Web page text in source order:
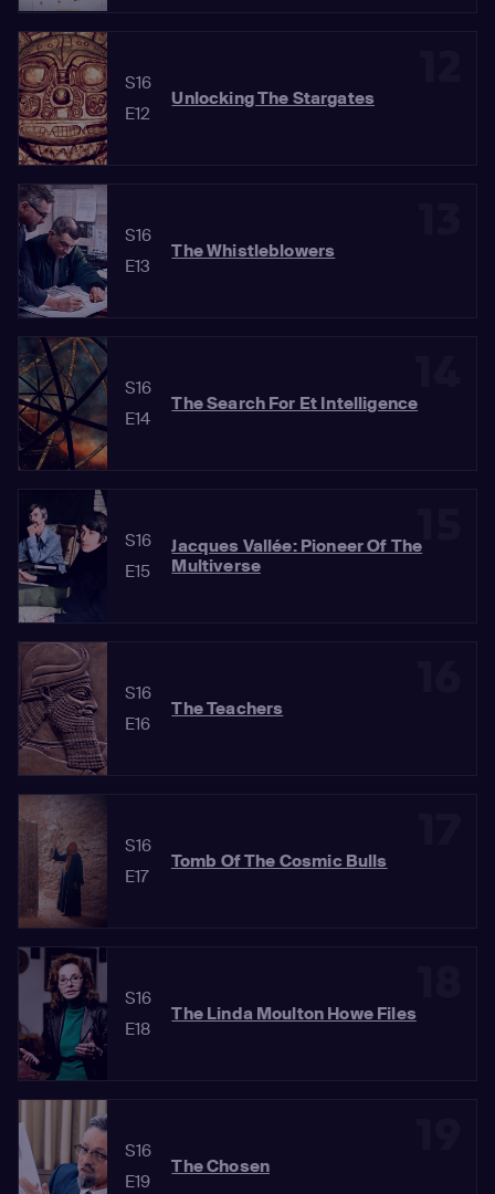
S16
E12
Unlocking The Stargates
S16
E13
The Whistleblowers
S16
E14
The Search For Et Intelligence
S16
E15
Jacques Vallée: Pioneer Of The
Multiverse
S16
E16
The Teachers
S16
E17
Tomb Of The Cosmic Bulls
S16
E18
The Linda Moulton Howe Files
S16
E19
The Chosen